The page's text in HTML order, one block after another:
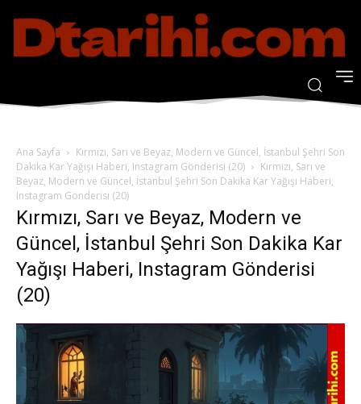
Ana Sayfa
Kırmızı, Sarı ve Beyaz, Modern ve Güncel, İstanbul Şehri Son
Dakika Kar Yağışı Haberi, Instagram Gönderisi (20)
Kırmızı, Sarı ve
Beyaz, Modern ve Güncel, İstanbul Şehri Son Dakika Kar Yağışı Haberi,
Instagram Gönderisi (20)
Kırmızı, Sarı ve Beyaz, Modern ve
Güncel, İstanbul Şehri Son Dakika Kar
Yağışı Haberi, Instagram Gönderisi
(20)